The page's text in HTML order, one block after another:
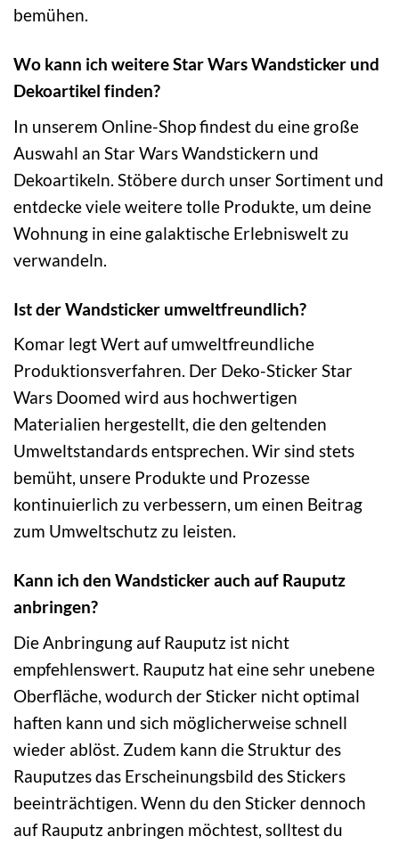
bemühen.
Wo kann ich weitere Star Wars Wandsticker und
Dekoartikel finden?
In unserem Online-Shop findest du eine große
Auswahl an Star Wars Wandstickern und
Dekoartikeln. Stöbere durch unser Sortiment und
entdecke viele weitere tolle Produkte, um deine
Wohnung in eine galaktische Erlebniswelt zu
verwandeln.
Ist der Wandsticker umweltfreundlich?
Komar legt Wert auf umweltfreundliche
Produktionsverfahren. Der Deko-Sticker Star
Wars Doomed wird aus hochwertigen
Materialien hergestellt, die den geltenden
Umweltstandards entsprechen. Wir sind stets
bemüht, unsere Produkte und Prozesse
kontinuierlich zu verbessern, um einen Beitrag
zum Umweltschutz zu leisten.
Kann ich den Wandsticker auch auf Rauputz
anbringen?
Die Anbringung auf Rauputz ist nicht
empfehlenswert. Rauputz hat eine sehr unebene
Oberfläche, wodurch der Sticker nicht optimal
haften kann und sich möglicherweise schnell
wieder ablöst. Zudem kann die Struktur des
Rauputzes das Erscheinungsbild des Stickers
beeinträchtigen. Wenn du den Sticker dennoch
auf Rauputz anbringen möchtest, solltest du